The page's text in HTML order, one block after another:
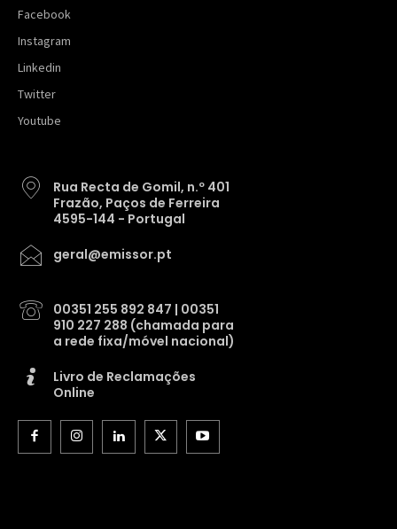
Facebook
Instagram
Linkedin
Twitter
Youtube
Rua Recta de Gomil, n.º 401
Frazão, Paços de Ferreira
4595-144 - Portugal
geral@emissor.pt
00351 255 892 847 | 00351
910 227 288 (chamada para
a rede fixa/móvel nacional)
Livro de Reclamações
Online